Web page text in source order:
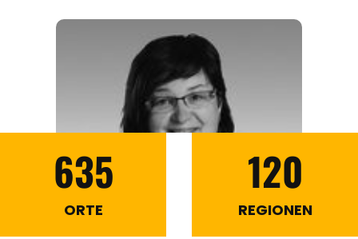
635
ORTE
120
REGIONEN